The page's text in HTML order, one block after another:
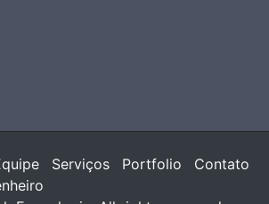
Serviços Portfolio
Contato